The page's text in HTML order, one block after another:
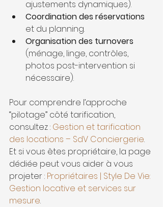
ajustements dynamiques).
Coordination des réservations
et du planning.
Organisation des turnovers
(ménage, linge, contrôles,
photos post-intervention si
nécessaire).
Pour comprendre l’approche
“pilotage” côté tarification,
consultez : Gestion et tarification
des locations – SdV Conciergerie.
Et si vous êtes propriétaire, la page
dédiée peut vous aider à vous
projeter : Propriétaires | Style De Vie:
Gestion locative et services sur
mesure.